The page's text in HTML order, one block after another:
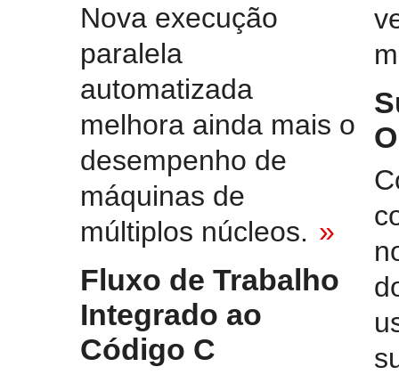
Nova execução
paralela
automatizada
melhora ainda mais o
desempenho de
máquinas de
múltiplos núcleos. »
Fluxo de Trabalho
Integrado ao
Código C